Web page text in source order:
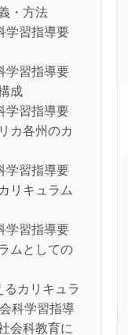
・方法
学習指導要
学習指導要
成
学習指導要
カ各州のカ
学習指導要
リキュラム
学習指導要
ムとしての
カリキュラ
科学習指導
会科教育に